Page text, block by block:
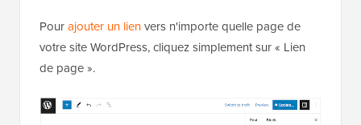
Pourajouter un lienvers n'importe quelle page de
votre site WordPress, cliquez simplement sur « Lien
de page ».